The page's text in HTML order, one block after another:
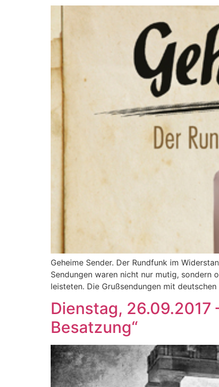
Geheime Sender. Der Rundfunk im
Sendungen waren nicht nur mutig, sondern
leisteten. Die Grußsendungen mit
Dienstag, 26.09.2017
Besatzung“